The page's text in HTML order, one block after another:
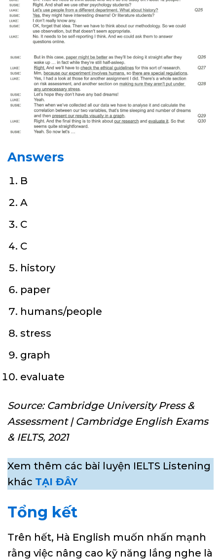
Answers
B
A
C
C
history
paper
humans/people
stress
graph
evaluate
Source: Cambridge University Press &
Assessment | Cambridge English Exams
& IELTS, 2021
Xem thêm các bài luyện IELTS Listening
khác TẠI ĐÂY
Tổng kết
Trên hết, Hà English muốn nhấn mạnh
rằng việc nâng cao kỹ năng lắng nghe là